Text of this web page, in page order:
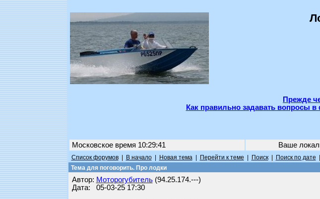
Прежде
Как правильно задавать вопросы
Московское время 10:29:41 Ваше
Список форумов| В начало| Новая тема| Перейти к теме Поиск| Поиск по дате
Тема для поговорить. Про лодки
Автор: Моторогубитель(94.25.174.---)
Дата: 05-03-25 17:30